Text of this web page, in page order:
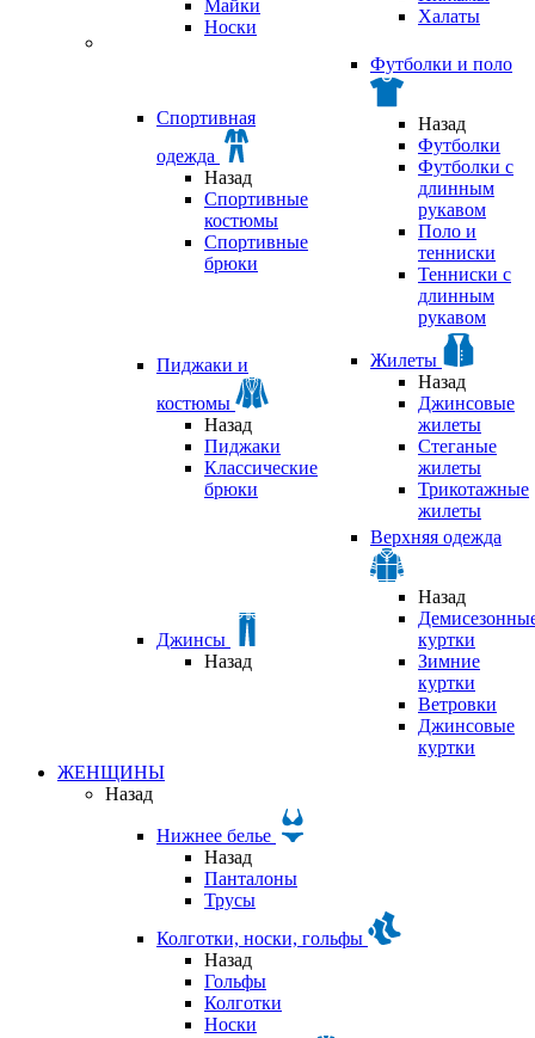
Майки
Носки
Халаты
Спортивная
одежда
Назад
Спортивные
костюмы
Спортивные
брюки
Футболки и поло
Назад
Футболки
Футболки с
длинным
рукавом
Поло и
тенниски
Тенниски с
длинным
рукавом
Пиджаки и
костюмы
Назад
Пиджаки
Классические
брюки
Жилеты
Назад
Джинсовые
жилеты
Стеганые
жилеты
Трикотажные
жилеты
Джинсы
Назад
Верхняя одежда
Назад
куртки
Зимние
куртки
Ветровки
Джинсовые
куртки
ЖЕНЩИНЫ
Назад
Нижнее белье
Назад
Панталоны
Трусы
Колготки, носки, гольфы
Назад
Гольфы
Колготки
Носки